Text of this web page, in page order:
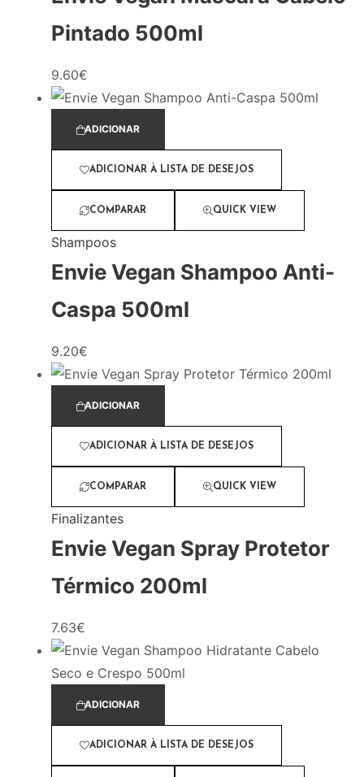
Pintado 500ml
9.60€
ADICIONAR
ADICIONAR À LISTA DE DESEJOS
COMPARAR QUICK VIEW
Shampoos
Envie Vegan Shampoo Anti-
Caspa 500ml
9.20€
ADICIONAR
ADICIONAR À LISTA DE DESEJOS
COMPARAR QUICK VIEW
Finalizantes
Envie Vegan Spray Protetor
Térmico 200ml
7.63€
ADICIONAR
ADICIONAR À LISTA DE DESEJOS